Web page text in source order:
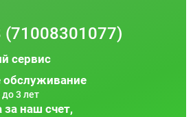
(71008301077)
сервис
обслуживание
3 лет
за наш счет,